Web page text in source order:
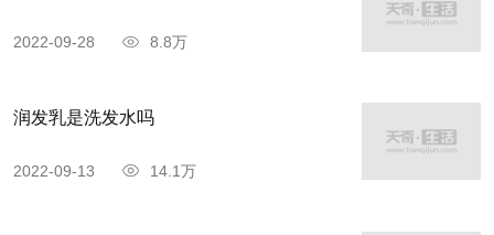
2022-09-28 8.8万
润发乳是洗发水吗
2022-09-13 14.1万